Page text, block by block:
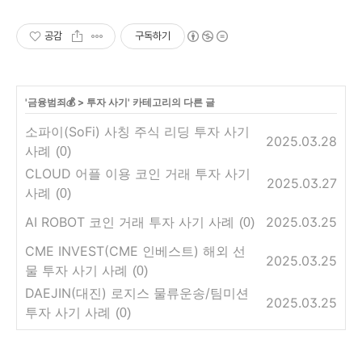
공감 구독하기
'금융범죄💰> 투자 사기' 카테고리의 다른 글
소파이(SoFi) 사칭 주식 리딩 투자 사기
사례 (0)
2025.03.28
CLOUD 어플 이용 코인 거래 투자 사기
사례 (0)
2025.03.27
AI ROBOT 코인 거래 투자 사기 사례 (0)
2025.03.25
CME INVEST(CME 인베스트) 해외 선
물 투자 사기 사례 (0)
2025.03.25
DAEJIN(대진) 로지스 물류운송/팀미션
투자 사기 사례 (0)
2025.03.25